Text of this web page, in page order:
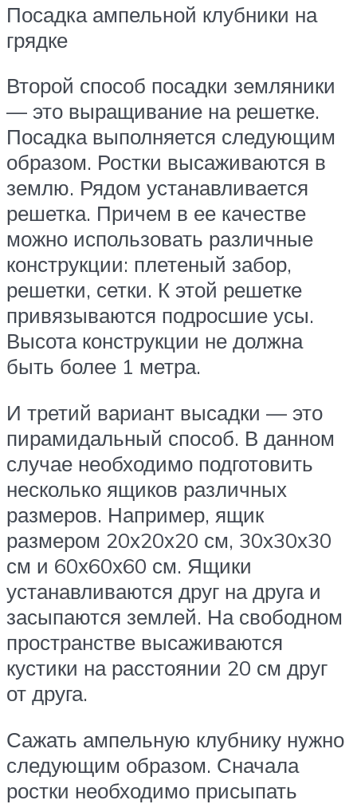
Посадка ампельной клубники на
грядке
Второй способ посадки земляники
— это выращивание на решетке.
Посадка выполняется следующим
образом. Ростки высаживаются в
землю. Рядом устанавливается
решетка. Причем в ее качестве
можно использовать различные
конструкции: плетеный забор,
решетки, сетки. К этой решетке
привязываются подросшие усы.
Высота конструкции не должна
быть более 1 метра.
И третий вариант высадки — это
пирамидальный способ. В данном
случае необходимо подготовить
несколько ящиков различных
размеров. Например, ящик
размером 20х20х20 см, 30х30х30
см и 60х60х60 см. Ящики
устанавливаются друг на друга и
засыпаются землей. На свободном
пространстве высаживаются
кустики на расстоянии 20 см друг
от друга.
Сажать ампельную клубнику нужно
следующим образом. Сначала
ростки необходимо присыпать